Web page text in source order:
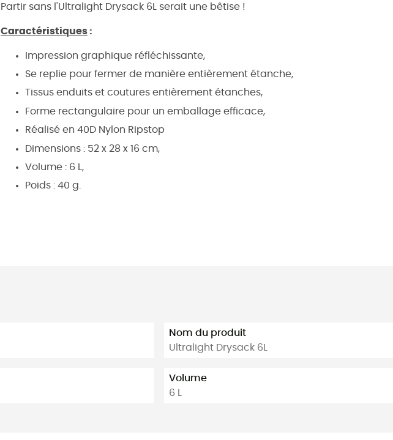
Partir sans l'Ultralight Drysack 6L serait une bêtise !
Caractéristiques:
Impression graphique réfléchissante,
Se replie pour fermer de manière entièrement étanche,
Tissus enduits et coutures entièrement étanches,
Forme rectangulaire pour un emballage efficace,
Réalisé en 40D Nylon Ripstop
Dimensions : 52 x 28 x 16 cm,
Volume : 6 L,
Poids : 40 g.
Nom du produit
Ultralight Drysack 6L
Volume
6 L